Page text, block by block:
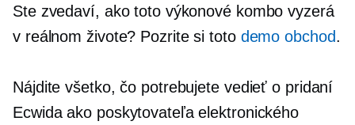
Ste zvedaví, ako toto výkonové kombo vyzerá
v reálnom živote? Pozrite si toto demo obchod.
Nájdite všetko, čo potrebujete vedieť o pridaní
Ecwida ako poskytovateľa elektronického